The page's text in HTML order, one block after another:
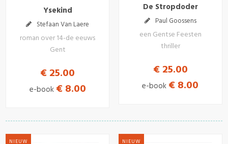
Ysekind
Stefaan Van Laere
roman over 14-de eeuws
Gent
€ 25.00
e-book € 8.00
De Stropdoder
Paul Goossens
een Gentse Feesten
thriller
€ 25.00
e-book € 8.00
NIEUW NIEUW